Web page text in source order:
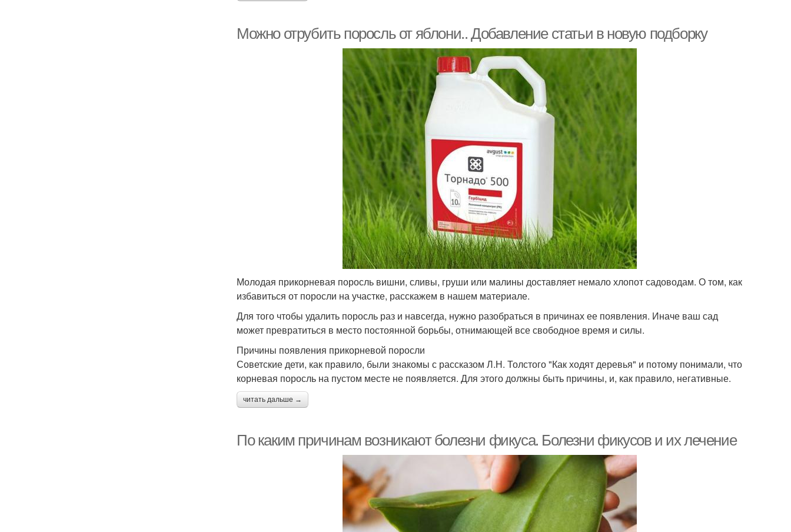
Можно отрубить поросль от яблони.. Добавление статьи в новую подборку
Молодая прикорневая поросль вишни, сливы, груши или малины доставляет немало хлопот садоводам. О том, как
избавиться от поросли на участке, расскажем в нашем материале.
Для того чтобы удалить поросль раз и навсегда, нужно разобраться в причинах ее появления. Иначе ваш сад
может превратиться в место постоянной борьбы, отнимающей все свободное время и силы.
Причины появления прикорневой поросли
Советские дети, как правило, были знакомы с рассказом Л.Н. Толстого "Как ходят деревья" и потому понимали, что
корневая поросль на пустом месте не появляется. Для этого должны быть причины, и, как правило, негативные.
читать дальше →
По каким причинам возникают болезни фикуса. Болезни фикусов и их лечение